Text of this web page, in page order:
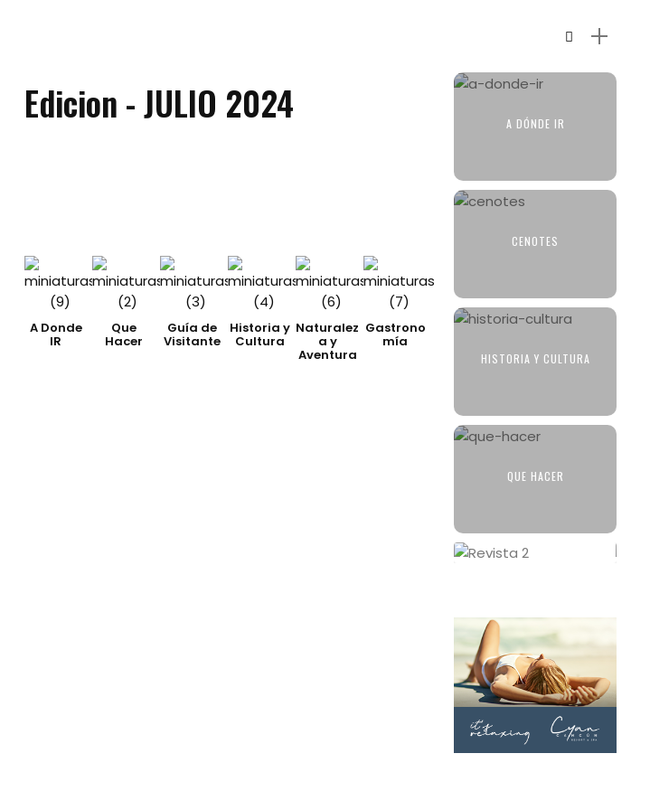
Edicion - JULIO 2024
A Donde
IR
Que
Hacer
Guía de
Visitante
Historia y
Cultura
Naturalez
a y
Aventura
Gastrono
mía
A DÓNDE IR
CENOTES
HISTORIA Y CULTURA
QUE HACER